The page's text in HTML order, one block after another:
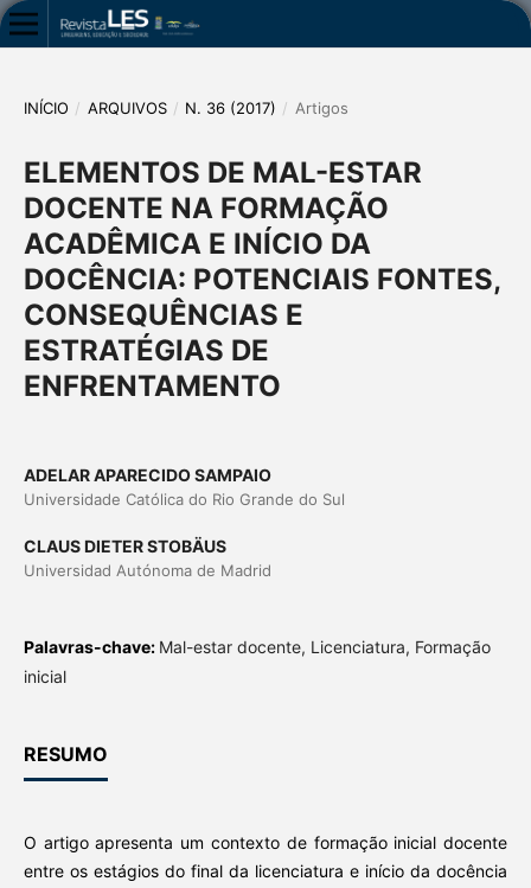
INÍCIO / ARQUIVOS / N. 36 (2017) / Artigos
ELEMENTOS DE MAL-ESTAR
DOCENTE NA FORMAÇÃO
ACADÊMICA E INÍCIO DA
DOCÊNCIA: POTENCIAIS FONTES,
CONSEQUÊNCIAS E
ESTRATÉGIAS DE
ENFRENTAMENTO
ADELAR APARECIDO SAMPAIO
Universidade Católica do Rio Grande do Sul
CLAUS DIETER STOBÄUS
Universidad Autónoma de Madrid
Palavras-chave: Mal-estar docente, Licenciatura, Formação
inicial
RESUMO
O artigo apresenta um contexto de formação inicial docente
entre os estágios do final da licenciatura e início da docência